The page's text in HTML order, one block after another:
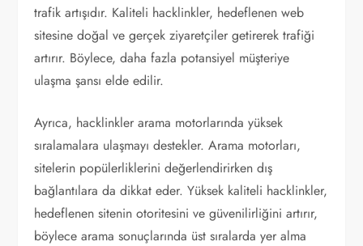
trafik artışıdır. Kaliteli hacklinkler, hedeflenen web
sitesine doğal ve gerçek ziyaretçiler getirerek trafiği
artırır. Böylece, daha fazla potansiyel müşteriye
ulaşma şansı elde edilir.
Ayrıca, hacklinkler arama motorlarında yüksek
sıralamalara ulaşmayı destekler. Arama motorları,
sitelerin popülerliklerini değerlendirirken dış
bağlantılara da dikkat eder. Yüksek kaliteli hacklinkler,
hedeflenen sitenin otoritesini ve güvenilirliğini artırır,
böylece arama sonuçlarında üst sıralarda yer alma